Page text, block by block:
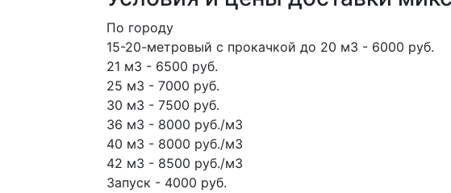
По городу
15-20-метровый с прокачкой до 20 м3 - 6000 руб.
21 м3 - 6500 руб.
25 м3 - 7000 руб.
30 м3 - 7500 руб.
36 м3 - 8000 руб./м3
40 м3 - 8000 руб./м3
42 м3 - 8500 руб./м3
Запуск - 4000 руб.